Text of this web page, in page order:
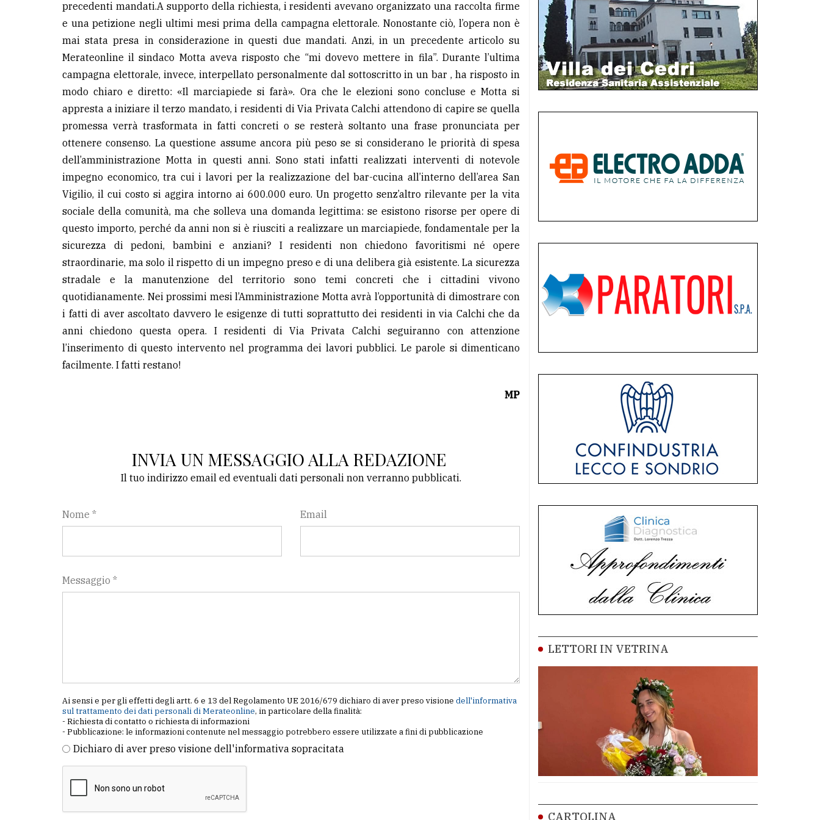
precedenti mandati.A supporto della richiesta, i residenti avevano organizzato una raccolta firme
e una petizione negli ultimi mesi prima della campagna elettorale. Nonostante ciò, l’opera non è
mai stata presa in considerazione in questi due mandati. Anzi, in un precedente articolo su
Merateonline il sindaco Motta aveva risposto che “mi dovevo mettere in fila”. Durante l’ultima
campagna elettorale, invece, interpellato personalmente dal sottoscritto in un bar , ha risposto in
modo chiaro e diretto: «Il marciapiede si farà». Ora che le elezioni sono concluse e Motta si
appresta a iniziare il terzo mandato, i residenti di Via Privata Calchi attendono di capire se quella
promessa verrà trasformata in fatti concreti o se resterà soltanto una frase pronunciata per
ottenere consenso. La questione assume ancora più peso se si considerano le priorità di spesa
dell’amministrazione Motta in questi anni. Sono stati infatti realizzati interventi di notevole
impegno economico, tra cui i lavori per la realizzazione del bar-cucina all’interno dell’area San
Vigilio, il cui costo si aggira intorno ai 600.000 euro. Un progetto senz’altro rilevante per la vita
sociale della comunità, ma che solleva una domanda legittima: se esistono risorse per opere di
questo importo, perché da anni non si è riusciti a realizzare un marciapiede, fondamentale per la
sicurezza di pedoni, bambini e anziani? I residenti non chiedono favoritismi né opere
straordinarie, ma solo il rispetto di un impegno preso e di una delibera già esistente. La sicurezza
stradale e la manutenzione del territorio sono temi concreti che i cittadini vivono
quotidianamente. Nei prossimi mesi l’Amministrazione Motta avrà l’opportunità di dimostrare con
i fatti di aver ascoltato davvero le esigenze di tutti soprattutto dei residenti in via Calchi che da
anni chiedono questa opera. I residenti di Via Privata Calchi seguiranno con attenzione
l’inserimento di questo intervento nel programma dei lavori pubblici. Le parole si dimenticano
facilmente. I fatti restano!
MP
INVIA UN MESSAGGIO ALLA REDAZIONE
Il tuo indirizzo email ed eventuali dati personali non verranno pubblicati.
Nome * Email
Messaggio *
Ai sensi e per gli effetti degli artt. 6 e 13 del Regolamento UE 2016/679 dichiaro di aver preso visione dell'informativa
sul trattamento dei dati personali di Merateonline, in particolare della finalità:
- Richiesta di contatto o richiesta di informazioni
- Pubblicazione: le informazioni contenute nel messaggio potrebbero essere utilizzate a fini di pubblicazione
Dichiaro di aver preso visione dell'informativa sopracitata
LETTORI IN VETRINA
CARTOLINA